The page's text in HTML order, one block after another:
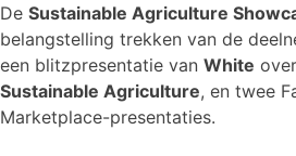
De Sustainable Agriculture
belangstelling trekken van de
een blitzpresentatie van White over
Sustainable Agriculture, en twee
Marketplace-presentaties.